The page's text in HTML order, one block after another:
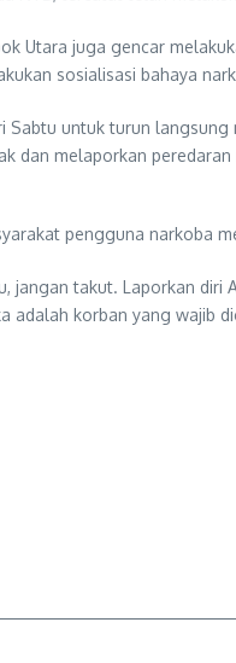
Utara juga gencar
sosialisasi bahaya
untuk turun
dan melaporkan
pengguna narkoba
jangan takut. Laporkan
korban yang wajib